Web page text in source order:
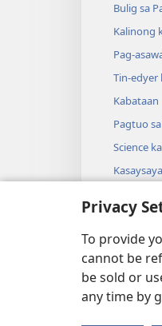
Privacy
To provide
cannot be
be sold or
any time by
Bulig sa
Kalinong
Pag-
Tin-edyer
Kabataan
Pagtuo
Science